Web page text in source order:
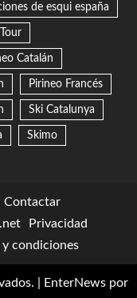
de esqui españa
Catalán
Pirineo Francés
Ski Catalunya
Skimo
Contactar
Privacidad
y condiciones
EnterNews por